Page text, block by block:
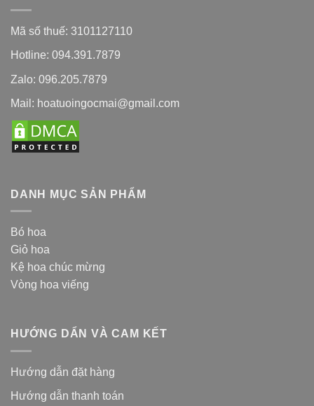
Mã số thuế: 3101127110
Hotline: 094.391.7879
Zalo: 096.205.7879
Mail: hoatuoingocmai@gmail.com
DANH MỤC SẢN PHẨM
Bó hoa
Giỏ hoa
Kệ hoa chúc mừng
Vòng hoa viếng
HƯỚNG DẨN VÀ CAM KẾT
Hướng dẫn đặt hàng
Hướng dẫn thanh toán